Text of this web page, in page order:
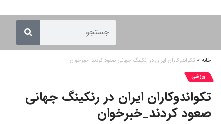
خانه » تکواندوکاران ایران در رنکینگ جهانی صعود کردند_خبرخوان
ورزشی
تکواندوکاران ایران در رنکینگ جهانی
صعود کردند_خبرخوان